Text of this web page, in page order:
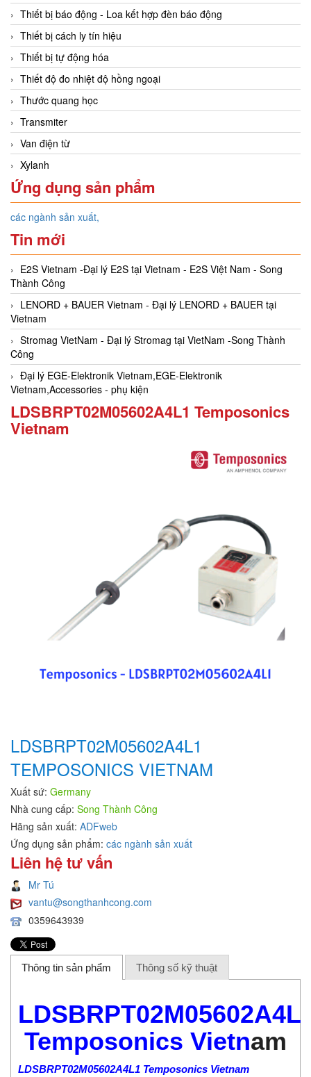
Thiết bị báo động - Loa kết hợp đèn báo động
Thiết bị cách ly tín hiệu
Thiết bị tự động hóa
Thiết độ đo nhiệt độ hồng ngoại
Thước quang học
Transmiter
Van điện từ
Xylanh
Ứng dụng sản phẩm
các ngành sản xuất,
Tin mới
E2S Vietnam -Đại lý E2S tại Vietnam - E2S Việt Nam - Song
Thành Công
LENORD + BAUER Vietnam - Đại lý LENORD + BAUER tại
Vietnam
Stromag VietNam - Đại lý Stromag tại VietNam -Song Thành
Công
Đại lý EGE-Elektronik Vietnam,EGE-Elektronik
Vietnam,Accessories - phụ kiện
LDSBRPT02M05602A4L1 Temposonics
Vietnam
LDSBRPT02M05602A4L1
TEMPOSONICS VIETNAM
Xuất sứ: Germany
Nhà cung cấp: Song Thành Công
Hãng sản xuất: ADFweb
Ứng dụng sản phẩm: các ngành sản xuất
Liên hệ tư vấn
Mr Tú
vantu@songthanhcong.com
0359643939
Thông tin sản phẩm Thông số kỹ thuật
Temposonics Vietnam
LDSBRPT02M05602A4L1 Temposonics Vietnam